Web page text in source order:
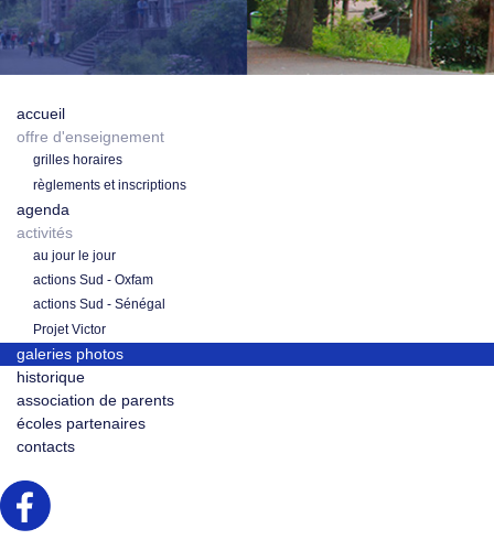
accueil
offre d'enseignement
grilles horaires
règlements et inscriptions
agenda
activités
au jour le jour
actions Sud - Oxfam
actions Sud - Sénégal
Projet Victor
galeries photos
historique
association de parents
écoles partenaires
contacts